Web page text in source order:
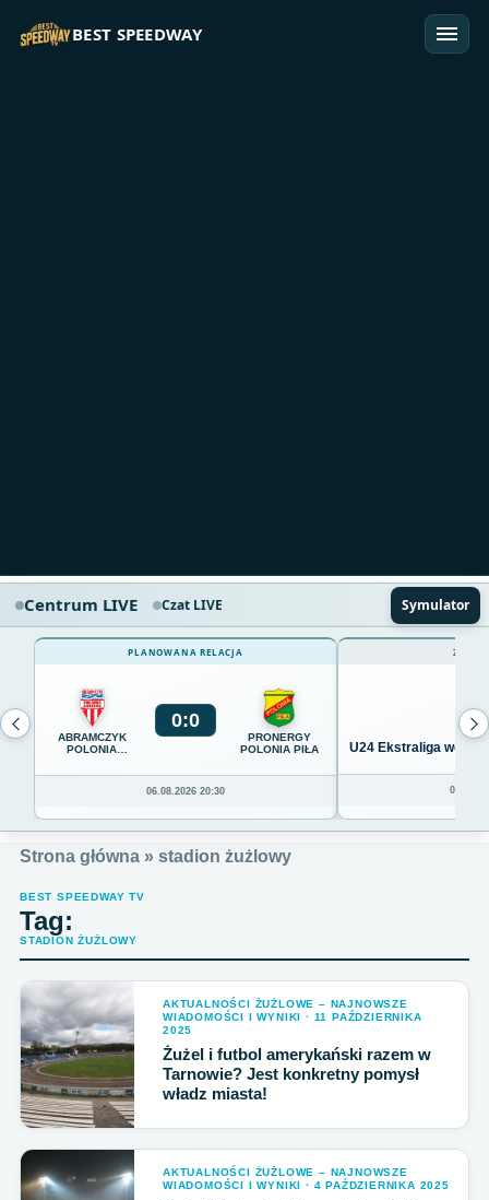
BEST SPEEDWAY
Centrum LIVE Czat LIVE Symulator
PLANOWANA RELACJA
ABRAMCZYK
POLONIA
0:0
PRONERGY
POLONIA PIŁA
06.08.2026 20:30
U24 Ekstraliga we
Strona główna » stadion żużlowy
BEST SPEEDWAY TV
Tag:
STADION ŻUŻLOWY
AKTUALNOŚCI ŻUŻLOWE – NAJNOWSZE
WIADOMOŚCI I WYNIKI · 11 PAŹDZIERNIKA
2025
Żużel i futbol amerykański razem w
Tarnowie? Jest konkretny pomysł
władz miasta!
AKTUALNOŚCI ŻUŻLOWE – NAJNOWSZE
WIADOMOŚCI I WYNIKI · 4 PAŹDZIERNIKA 2025